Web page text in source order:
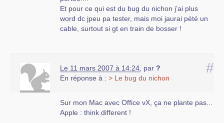
Et pour ce qui est du bug du nichon j’ai plus
word dc jpeu pa tester, mais moi jaurai pété un
cable, surtout si gt en train de bosser !
#
Le 11 mars 2007 à 14:24 par ?
En réponse à : > Le bug du nichon
Sur mon Mac avec Office vX, ça ne plante pas...
Apple : think different !